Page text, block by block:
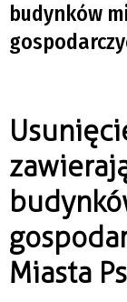
budynków
Miasta